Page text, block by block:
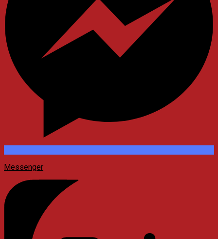
Messenger